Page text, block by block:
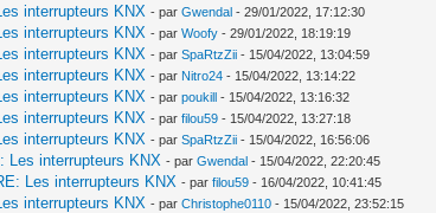
interrupteurs KNX - parGwendal - 29/01/2022, 17:12:30
interrupteurs KNX - parWoofy - 29/01/2022, 18:19:19
interrupteurs KNX - parSpaRtzZii - 15/04/2022, 13:04:59
interrupteurs KNX - par Nitro24 - 15/04/2022, 13:14:22
interrupteurs KNX - parpoukill - 15/04/2022, 13:16:32
interrupteurs KNX - parfilou59 - 15/04/2022, 13:27:18
interrupteurs KNX - parSpaRtzZii - 15/04/2022, 16:56:06
Les interrupteurs KNX - parGwendal - 15/04/2022, 22:20:45
Les interrupteurs KNX - parfilou59 - 16/04/2022, 10:41:45
interrupteurs KNX - parChristophe0110 - 15/04/2022, 23:52:15